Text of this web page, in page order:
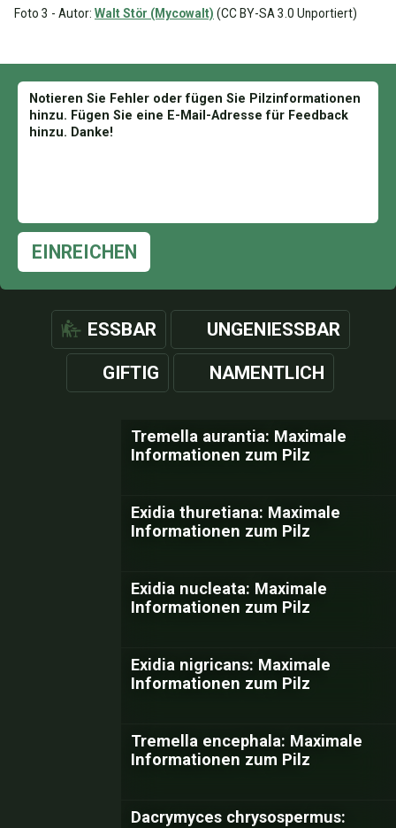
Foto 3 - Autor: Walt Stör (Mycowalt) (CC BY-SA 3.0 Unportiert)
EINREICHEN
ESSBAR UNGENIESSBAR
GIFTIG NAMENTLICH
Tremella aurantia: Maximale
Informationen zum Pilz
Exidia thuretiana: Maximale
Informationen zum Pilz
Exidia nucleata: Maximale
Informationen zum Pilz
Exidia nigricans: Maximale
Informationen zum Pilz
Tremella encephala: Maximale
Informationen zum Pilz
Dacrymyces chrysospermus: